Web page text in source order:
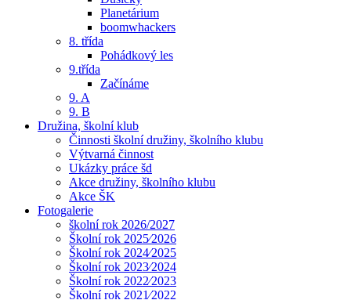
Planetárium
boomwhackers
8. třída
Pohádkový les
9.třída
Začínáme
9. A
9. B
Družina, školní klub
Činnosti školní družiny, školního klubu
Výtvarná činnost
Ukázky práce šd
Akce družiny, školního klubu
Akce ŠK
Fotogalerie
školní rok 2026/2027
Školní rok 2025⁄2026
Školní rok 2024⁄2025
Školní rok 2023⁄2024
Školní rok 2022⁄2023
Školní rok 2021⁄2022